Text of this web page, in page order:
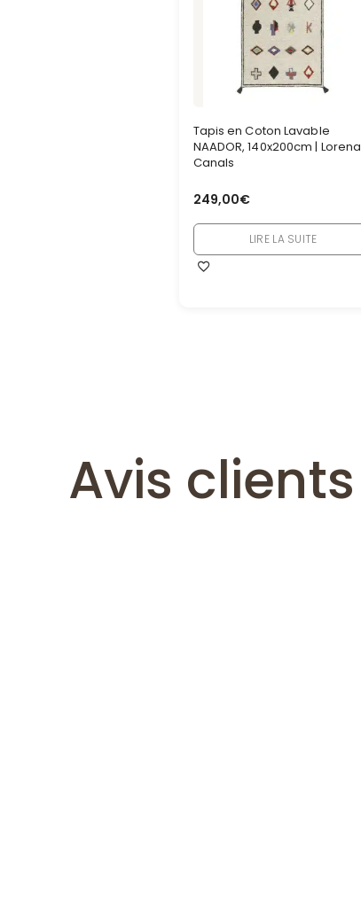
Tapis en Coton Lavable
NAADOR, 140x200cm | Lorena
Canals
249,00€
LIRE LA SUITE
Avis clients